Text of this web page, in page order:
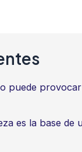
puede
es la base de